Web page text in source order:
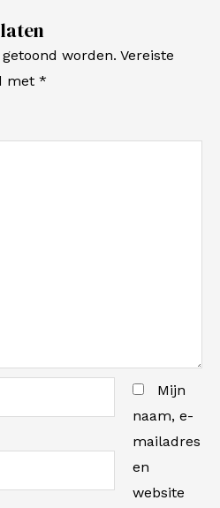
worden. Vereiste
met *
Mijn
naam, e-
mailadres
en
website